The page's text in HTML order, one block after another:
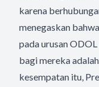
karena
menegaskan
pada urusan
bagi mereka
kesempatan itu,